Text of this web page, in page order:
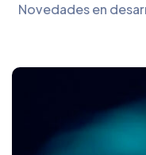
Novedades en